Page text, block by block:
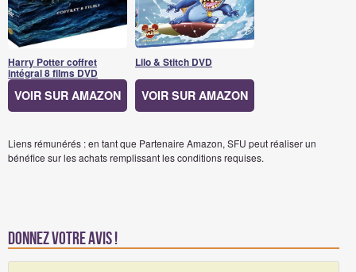
Harry Potter coffret
intégral 8 films DVD
VOIR SUR AMAZON
Lilo & Stitch DVD
VOIR SUR AMAZON
Liens rémunérés : en tant que Partenaire Amazon, SFU peut réaliser un
bénéfice sur les achats remplissant les conditions requises.
Donnez votre avis !